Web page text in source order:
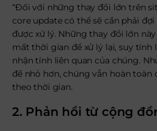
“Đối với những thay đổi lớn trên
core update có thể sẽ cần phải
được xử lý. Những thay đổi lớn
mất thời gian để xử lý lại, suy tính
nhận tính liên quan của chúng.
đề nhỏ hơn, chúng vẫn hoàn toàn
theo thời gian.
2. Phản hồi từ cộng